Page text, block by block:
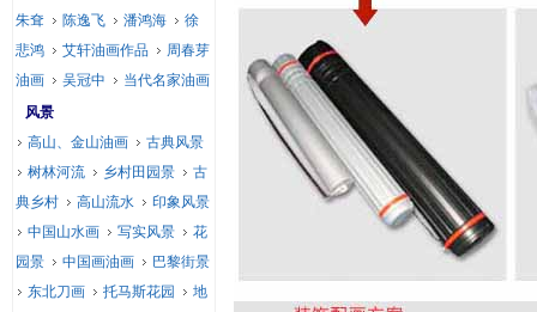
朱耷
陈逸飞 潘鸿海
徐
悲鸿
艾轩油画作品
周春芽
油画
吴冠中
当代名家油画
风景
高山、金山油画
古典风景
树林河流
乡村田园景
古
典乡村
高山流水
印象风景
中国山水画
写实风景
花
园景
中国画油画
巴黎街景
东北刀画
托马斯花园
地